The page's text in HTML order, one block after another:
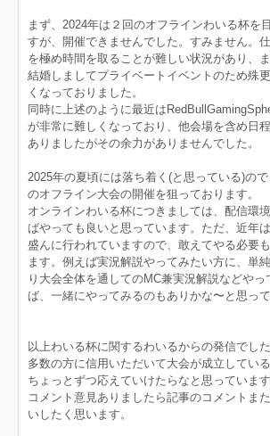
まず、2024年は２回のオフラインわいる杯を
すが、開催できませんでした。すみません。
を極め時間を取ることが難しい状況があり、
結婚しましてプライベートイベントのため殊
くなっておりました。
同時に上述のように最近は
が非常に難しくなっており、他会場を含め日
ありましたがその余力がありませんでした。
2025年の夏頃には落ち着く(と思っている)の
のオフライン大会の開催を狙っております。
オンラインわいる杯につきましては、配信環
ばやっても良いと思っています。ただ、近年
盛んに行われていますので、敢えてやる必要
ます。例えば実況解説やってみたい方に、単
り大会全体を通してのMC兼実況解説などや
ば、一緒にやってみるのもありかな〜と思って
以上わいる杯に関するわいるからの発信でした
多数の方に信用いただいて大会が成立してい
ちょっとずつ応えていけたらなと思っています
コメント意見ありましたら記事のコメントま
いしたく思います。